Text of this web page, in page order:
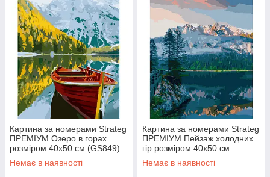
Картина за номерами Strateg
ПРЕМІУМ Озеро в горах
розміром 40х50 см (GS849)
Немає в наявності
Картина за номерами Strateg
ПРЕМІУМ Пейзаж холодних
гір розміром 40х50 см
(GS482)
Немає в наявності